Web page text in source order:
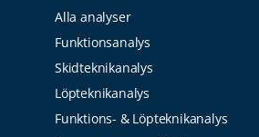
Alla analyser
Funktionsanalys
Skidteknikanalys
Löpteknikanalys
Funktions- & Löpteknikanalys